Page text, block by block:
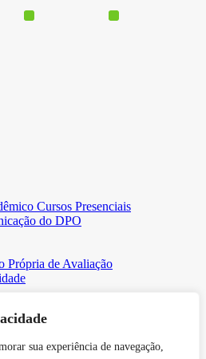
sua experiência de navegação,
Cursos Presenciais
do DPO
Própria de Avaliação
Social